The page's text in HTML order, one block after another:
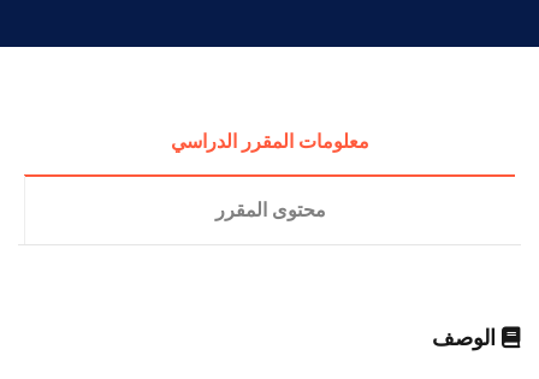
معلومات المقرر الدراسي
محتوى المقرر
الوصف